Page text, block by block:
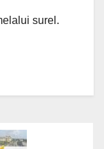
surel.